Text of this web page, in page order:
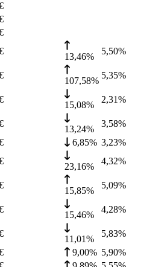
13,46%
5,50%
107,58%
5,35%
15,08%
2,31%
13,24%
3,58%
6,85% 3,23%
23,16%
4,32%
15,85%
5,09%
15,46%
4,28%
11,01%
5,83%
9,00% 5,90%